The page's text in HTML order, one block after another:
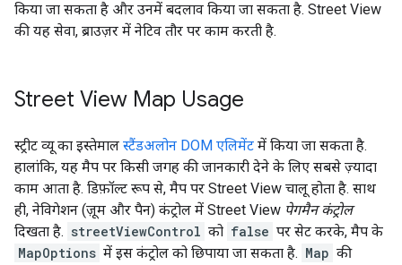
किया जा सकता है और उनमें बदलाव किया जा सकता है. Street View
की यह सेवा, ब्राउज़र में नेटिव तौर पर काम करती है.
Street View Map Usage
स्ट्रीट व्यू का इस्तेमाल स्टैंडअलोन DOM एलिमेंट में किया जा सकता है.
हालांकि, यह मैप पर किसी जगह की जानकारी देने के लिए सबसे ज़्यादा
काम आता है. डिफ़ॉल्ट रूप से, मैप पर Street View चालू होता है. साथ
ही, नेविगेशन (ज़ूम और पैन) कंट्रोल में Street View पेगमैन कंट्रोल
दिखता है. streetViewControl को false पर सेट करके, मैप के
MapOptions में इस कंट्रोल को छिपाया जा सकता है. Map की